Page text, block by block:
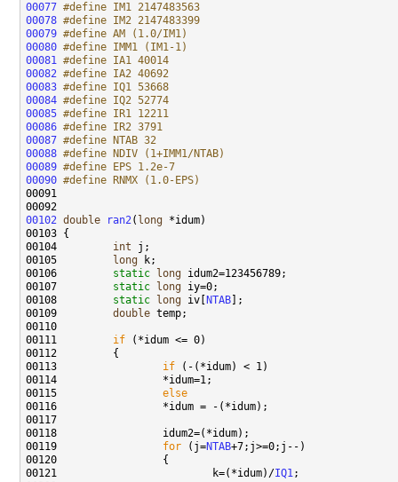
00077 #define IM1 2147483563
00078 #define IM2 2147483399
00079 #define AM (1.0/IM1)
00080 #define IMM1 (IM1-1)
00081 #define IA1 40014
00082 #define IA2 40692
00083 #define IQ1 53668
00084 #define IQ2 52774
00085 #define IR1 12211
00086 #define IR2 3791
00087 #define NTAB 32
00088 #define NDIV (1+IMM1/NTAB)
00089 #define EPS 1.2e-7
00090 #define RNMX (1.0-EPS)
00091
00102 double ran2( long
00104 int
00105
long
00106 static long
00107 static long
00108 static long iv[ NTAB
00109 double
00111 if
00113 if
00115 else
00119 for (j=NTAB
00121                         k=(*idum)/IQ1